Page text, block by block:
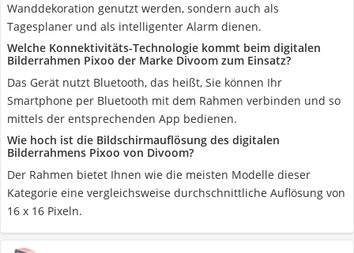
Wanddekoration genutzt werden, sondern auch als
Tagesplaner und als intelligenter Alarm dienen.
Welche Konnektivitäts-Technologie kommt beim digitalen
Bilderrahmen Pixoo der Marke Divoom zum Einsatz?
Das Gerät nutzt Bluetooth, das heißt, Sie können Ihr
Smartphone per Bluetooth mit dem Rahmen verbinden und so
mittels der entsprechenden App bedienen.
Wie hoch ist die Bildschirmauflösung des digitalen
Bilderrahmens Pixoo von Divoom?
Der Rahmen bietet Ihnen wie die meisten Modelle dieser
Kategorie eine vergleichsweise durchschnittliche Auflösung von
16 x 16 Pixeln.